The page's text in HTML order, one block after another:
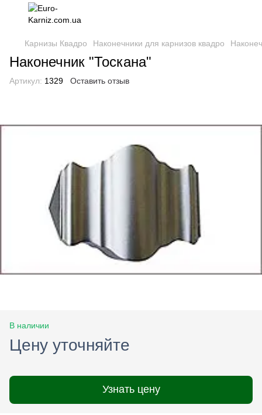
Карнизы Квадро Наконечники для карнизов квадро
Наконечник "Тоскана"
Артикул: 1329 Оставить отзыв
В наличии
Цену уточняйте
Узнать цену